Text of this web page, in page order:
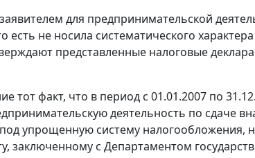
для предпринимательской
не носила систематического
представленные налоговые
тот факт, что в период с 01.01.2007 по
деятельность по сдаче
упрощенную систему налогообложения,
заключенному с Департаментом